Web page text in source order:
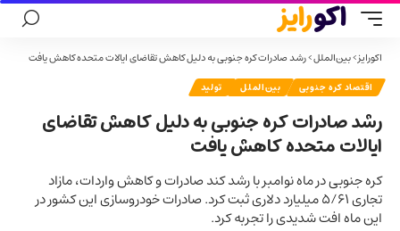
اکورایز>بین‌الملل>رشد صادرات کره جنوبی به دلیل کاهش تقاضای ایالات متحده کاهش یافت
اقتصاد کره جنوبی بین‌الملل تولید
رشد صادرات کره جنوبی به دلیل کاهش تقاضای
ایالات متحده کاهش یافت
کره جنوبی در ماه نوامبر با رشد کند صادرات و کاهش واردات، مازاد
تجاری ۵/۶۱ میلیارد دلاری ثبت کرد. صادرات خودروسازی این کشور در
این ماه افت شدیدی را تجربه کرد.